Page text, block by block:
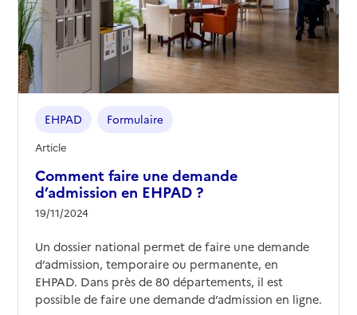
Comment faire une demande
d’admission en EHPAD ?
19/11/2024
EHPAD Formulaire
Article
Un dossier national permet de faire une demande
d’admission, temporaire ou permanente, en
EHPAD. Dans près de 80 départements, il est
possible de faire une demande d’admission en ligne.